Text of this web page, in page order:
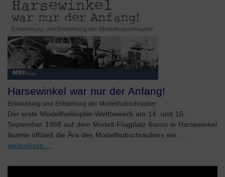
Harsewinkel war nur der Anfang!
Entwicklung und Entstehung der Modellhubschrauber
Der erste Modellhelikopter-Wettbewerb am 14. und 15.
September 1968 auf dem Modell-Flugplatz Ikarus in Harsewinkel
läutete offiziell die Ära des Modellhubschraubers ein …
weiterlesen …